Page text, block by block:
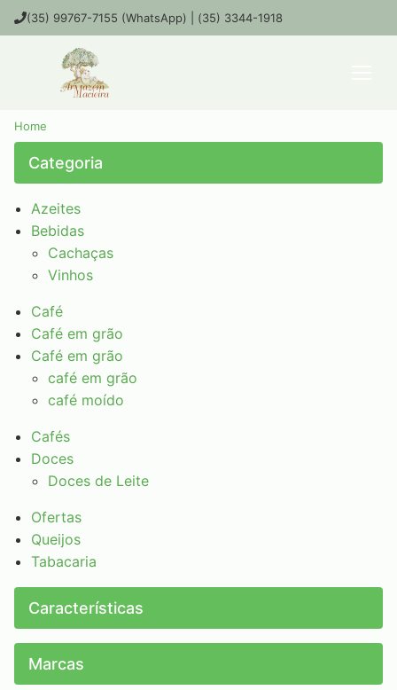
(35) 99767-7155 (WhatsApp) | (35) 3344-1918
Home
Categoria
Azeites
Bebidas
Cachaças
Vinhos
Café
Café em grão
Café em grão
café em grão
café moído
Cafés
Doces
Doces de Leite
Ofertas
Queijos
Tabacaria
Características
Marcas